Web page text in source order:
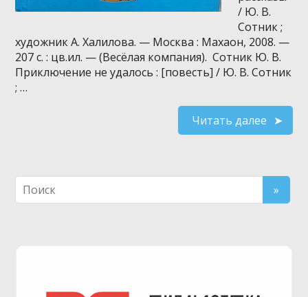
/ Ю. В.
Сотник ;
художник А. Халилова. — Москва : Махаон, 2008. —
207 с. : цв.ил. — (Весёлая компания). Сотник Ю. В.
Приключение не удалось : [повесть] / Ю. В. Сотник
; …
Читать далее